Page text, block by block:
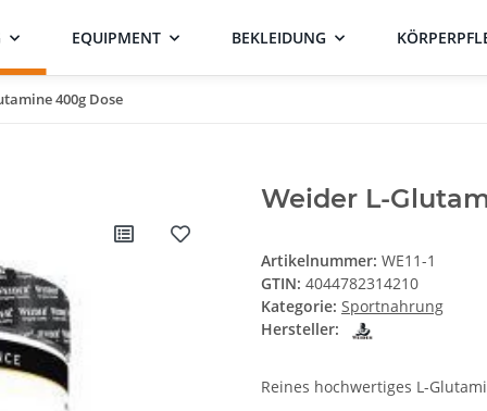
EQUIPMENT BEKLEIDUNG
400g Dose
Weider L-
Artikelnummer: WE11-1
GTIN: 4044782314210
Kategorie: Sportnahrung
Hersteller:
Reines hochwertiges L-